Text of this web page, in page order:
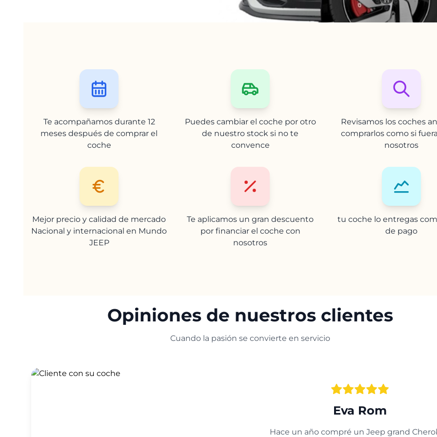
Te acompañamos durante 12
meses después de comprar el
coche
Puedes cambiar el coche por otro
de nuestro stock si no te
convence
Revisamos los coches
comprarlos como si
nosotros
Mejor precio y calidad de mercado
Nacional y internacional en Mundo
JEEP
Te aplicamos un gran descuento
por financiar el coche con
nosotros
tu coche lo entregas
de pago
Opiniones de nuestros clientes
Cuando la pasión se convierte en servicio
Eva Rom
Hace un año compré un Jeep grand